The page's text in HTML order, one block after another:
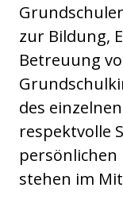
zur Bildung,
Betreuung
des
respektvolle
persönlichen
stehen im